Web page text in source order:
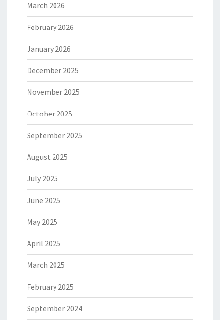
March 2026
February 2026
January 2026
December 2025
November 2025
October 2025
September 2025
August 2025
July 2025
June 2025
May 2025
April 2025
March 2025
February 2025
September 2024